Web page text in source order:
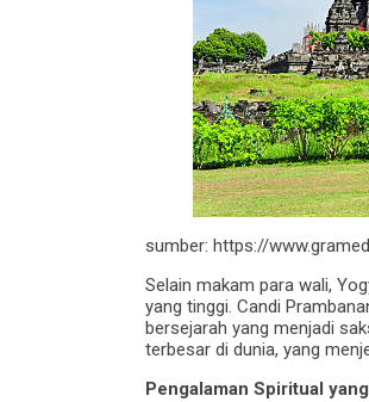
sumber: https://
Selain makam para wali,
yang tinggi. Candi
bersejarah yang menjadi
terbesar di dunia, yang
Pengalaman Spiritual